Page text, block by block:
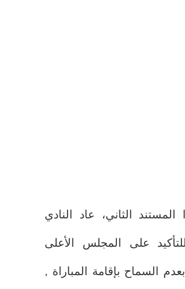
الثاني، عاد النادي
على المجلس الأعلى
السماح بإقامة المباراة ,